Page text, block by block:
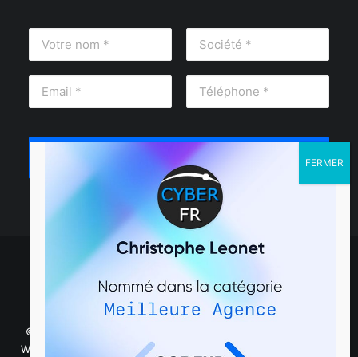
© 2025 CyberFR | Création de site internet – Développement
Wordpress et Prestashop. |
Mentions légales